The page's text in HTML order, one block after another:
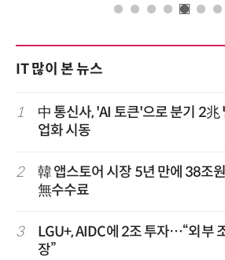
IT 많이 본 뉴스
1
中 통신사, 'AI 토큰'으로 분기 2
업화 시동
2
韓 앱스토어 시장 5년 만에 38조
無수수료
3
LGU+, AIDC에 2조 투자…“외부
장”